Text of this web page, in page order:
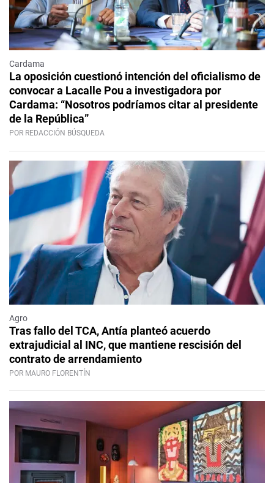
Cardama
La oposición cuestionó intención del oficialismo de
convocar a Lacalle Pou a investigadora por
Cardama: “Nosotros podríamos citar al presidente
de la República”
POR REDACCIÓN BÚSQUEDA
Agro
Tras fallo del TCA, Antía planteó acuerdo
extrajudicial al INC, que mantiene rescisión del
contrato de arrendamiento
POR MAURO FLORENTÍN